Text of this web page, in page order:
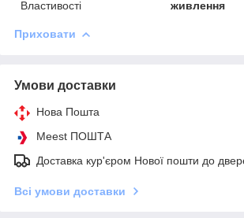
Властивості живлення
Приховати
Умови доставки
Нова Пошта
Meest ПОШТА
Доставка кур'єром Нової пошти до
Всі умови доставки